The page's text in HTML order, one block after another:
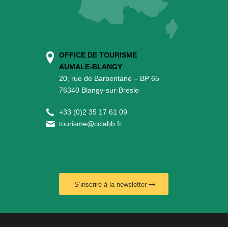
OFFICE DE TOURISME
AUMALE-BLANGY
20, rue de Barbentane – BP 65
76340 Blangy-sur-Bresle
+33 (0)2 35 17 61 09
tourisme@cciabb.fr
S’inscrire à la newsletter